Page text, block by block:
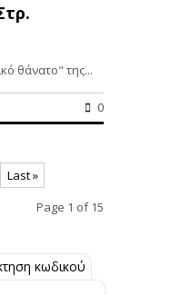
θάνατο" της...
0
Last »
Page 1 of 15
κωδικού